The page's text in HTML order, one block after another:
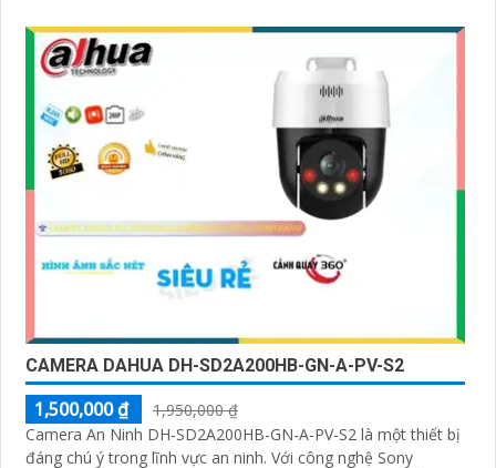
CAMERA DAHUA DH-SD2A200HB-GN-A-PV-S2
1,500,000 ₫
1,950,000 ₫
Camera An Ninh DH-SD2A200HB-GN-A-PV-S2 là một thiết bị
đáng chú ý trong lĩnh vực an ninh. Với công nghệ Sony